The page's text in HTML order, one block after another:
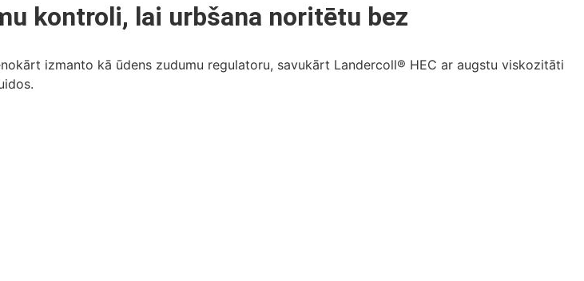
kontroli, lai urbšana noritētu bez
izmanto kā ūdens zudumu regulatoru, savukārt Landercoll® HEC ar augstu viskozitāti